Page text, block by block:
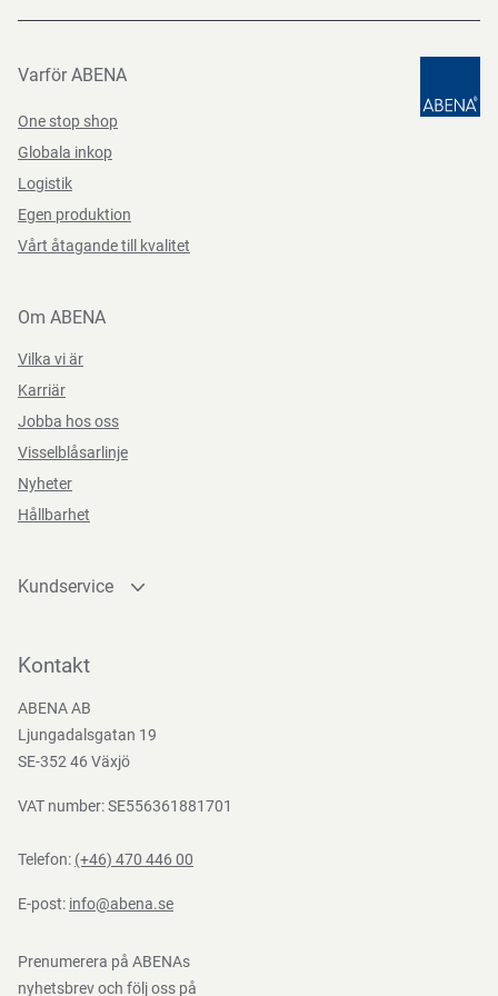
Flexible Basic 1012 har en yta av sandig nitril,vilket ger dig
Funktioner
Teststandarder
Undervarumärke Flexible Basic 1012
Märkningar
Färg
Storlek
(EU) 2016/425
Varför ABENA
One stop shop
Globala inkop
Logistik
Egen produktion
Vårt åtagande till kvalitet
Om ABENA
Vilka vi är
Karriär
Jobba hos oss
Visselblåsarlinje
Nyheter
Hållbarhet
Kundservice
Bli kund
Nedladdningar
Kontakt
ABENA AB
Ljungadalsgatan 19
SE-352 46 Växjö
VAT number: SE556361881701
Telefon: (+46) 470 446 00
E-post: info@abena.se
Prenumerera på ABENAs
nyhetsbrev och följ oss på